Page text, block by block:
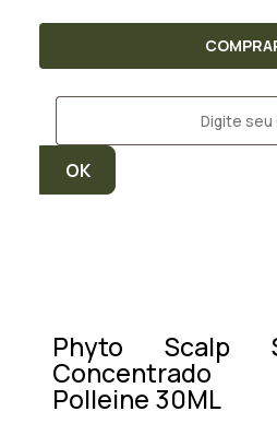
Phyto Scalp
Concentrado
Polleine 30ML